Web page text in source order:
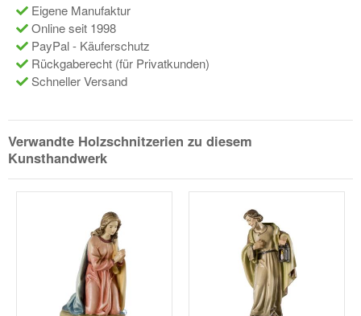
Eigene Manufaktur
Online seit 1998
PayPal - Käuferschutz
Rückgaberecht (für Privatkunden)
Schneller Versand
Verwandte Holzschnitzerien zu diesem
Kunsthandwerk